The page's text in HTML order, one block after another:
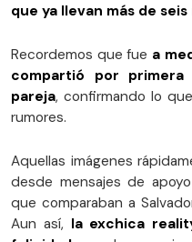
que ya llevan más de
Recordemos que fue a
compartió por
pareja, confirmando lo
rumores.
Aquellas imágenes
desde mensajes de
que comparaban a
Aun así, la exchica